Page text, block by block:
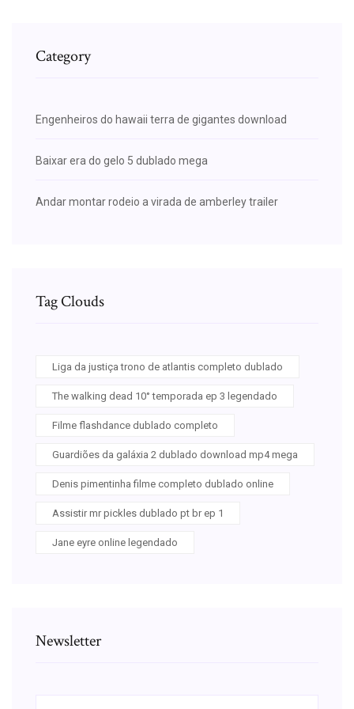
Category
Engenheiros do hawaii terra de gigantes download
Baixar era do gelo 5 dublado mega
Andar montar rodeio a virada de amberley trailer
Tag Clouds
Liga da justiça trono de atlantis completo dublado
The walking dead 10° temporada ep 3 legendado
Filme flashdance dublado completo
Guardiões da galáxia 2 dublado download mp4 mega
Denis pimentinha filme completo dublado online
Assistir mr pickles dublado pt br ep 1
Jane eyre online legendado
Newsletter